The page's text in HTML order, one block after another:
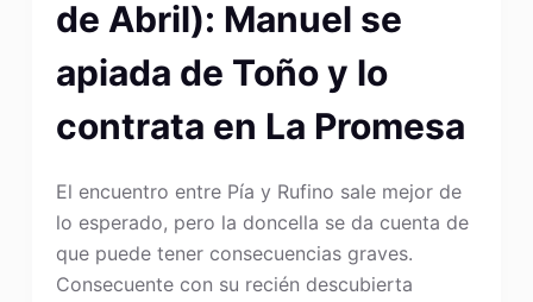
de Abril): Manuel se
apiada de Toño y lo
contrata en La Promesa
El encuentro entre Pía y Rufino sale mejor de
lo esperado, pero la doncella se da cuenta de
que puede tener consecuencias graves.
Consecuente con su recién descubierta